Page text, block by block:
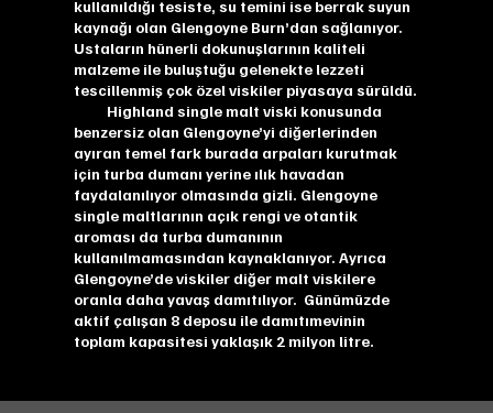
kullanıldığı tesiste, su temini ise berrak suyun
kaynağı olan Glengoyne Burn’dan sağlanıyor.
Ustaların hünerli dokunuşlarının kaliteli
malzeme ile buluştuğu gelenekte lezzeti
tescillenmiş çok özel viskiler piyasaya sürüldü.
Highland single malt viski konusunda
benzersiz olan Glengoyne’yi diğerlerinden
ayıran temel fark burada arpaları kurutmak
için turba dumanı yerine ılık havadan
faydalanılıyor olmasında gizli. Glengoyne
single maltlarının açık rengi ve otantik
aroması da turba dumanının
kullanılmamasından kaynaklanıyor. Ayrıca
Glengoyne’de viskiler diğer malt viskilere
oranla daha yavaş damıtılıyor. Günümüzde
aktif çalışan 8 deposu ile damıtımevinin
toplam kapasitesi yaklaşık 2 milyon litre.